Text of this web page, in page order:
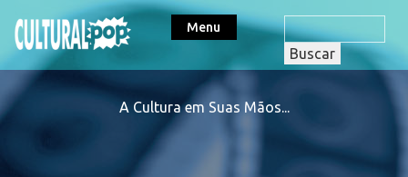
Menu
A Cultura em Suas Mãos...